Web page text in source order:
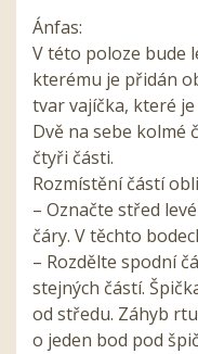
Ánfas:
V této poloze bude
kterému je přidán
tvar vajíčka, které
Dvě na sebe kolmé
čtyři části.
Rozmístění částí
– Označte střed
čáry. V těchto
– Rozdělte spodní
stejných částí.
od středu. Záhyb
o jeden bod pod